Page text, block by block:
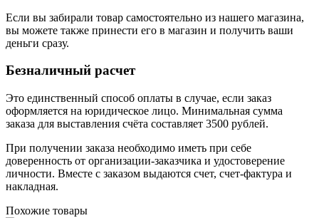
Если вы забирали товар самостоятельно из нашего магазина,
вы можете также принести его в магазин и получить ваши
деньги сразу.
Безналичный расчет
Это единственный способ оплаты в случае, если заказ
оформляется на юридическое лицо. Минимальная сумма
заказа для выставления счёта составляет 3500 рублей.
При получении заказа необходимо иметь при себе
доверенность от организации-заказчика и удостоверение
личности. Вместе с заказом выдаются счет, счет-фактура и
накладная.
Похожие товары